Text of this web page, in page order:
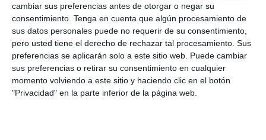
cambiar sus preferencias antes de otorgar o negar su
consentimiento. Tenga en cuenta que algún procesamiento de
sus datos personales puede no requerir de su consentimiento,
pero usted tiene el derecho de rechazar tal procesamiento. Sus
preferencias se aplicarán solo a este sitio web. Puede cambiar
sus preferencias o retirar su consentimiento en cualquier
momento volviendo a este sitio y haciendo clic en el botón
"Privacidad" en la parte inferior de la página web.
cada vez más precisas y relevantes en función del nivel de
detalle de la consulta realizada, favoreciendo una experiencia
de soporte mucho más eficiente y personalizada", añade.
Si quiere recibir diariamente y GRATIS noticias como
esta, pinche aquí